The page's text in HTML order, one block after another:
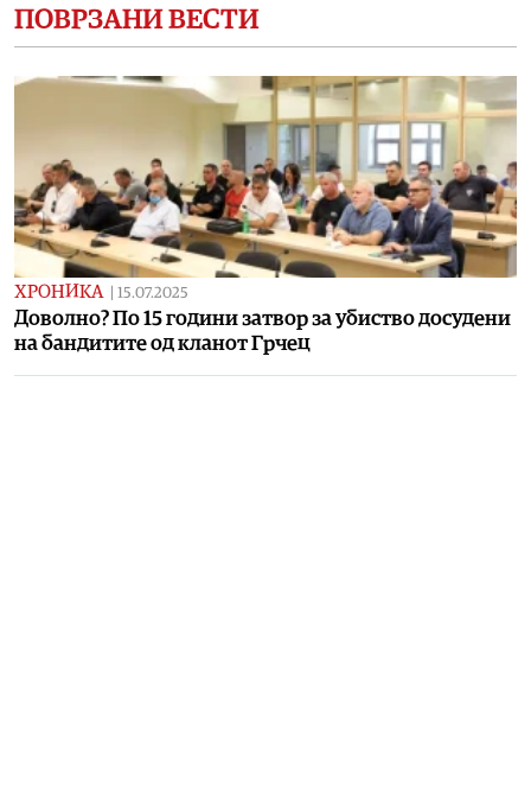
ПОВРЗАНИ ВЕСТИ
ХРОНИКА 15.07.2025
Доволно? По 15 години затвор за убиство досудени
на бандитите од кланот Грчец